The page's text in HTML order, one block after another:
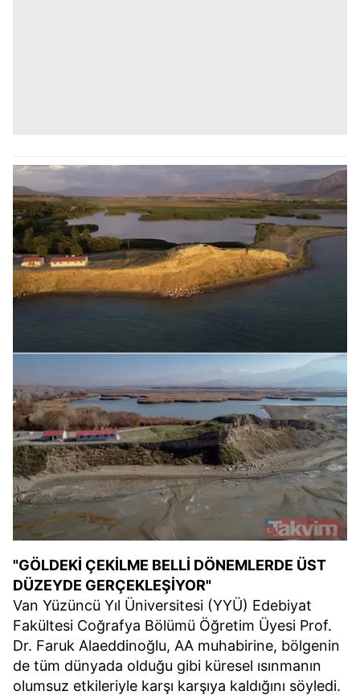
"GÖLDEKİ ÇEKİLME BELLİ DÖNEMLERDE ÜST
DÜZEYDE GERÇEKLEŞİYOR"
Van Yüzüncü Yıl Üniversitesi (YYÜ) Edebiyat
Fakültesi Coğrafya Bölümü Öğretim Üyesi Prof.
Dr. Faruk Alaeddinoğlu, AA muhabirine, bölgenin
de tüm dünyada olduğu gibi küresel ısınmanın
olumsuz etkileriyle karşı karşıya kaldığını söyledi.